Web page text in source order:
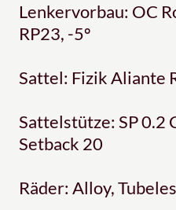
Lenkervorbau: OC
RP23, -5º
Sattel: Fizik Aliante
Sattelstütze: SP 0.2
Setback 20
Räder: Alloy,